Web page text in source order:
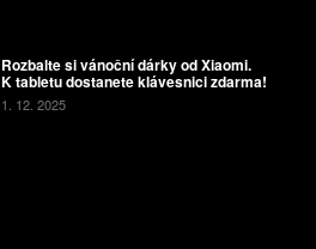
Rozbalte si vánoční dárky od Xiaomi.
K tabletu dostanete klávesnici zdarma!
1. 12. 2025